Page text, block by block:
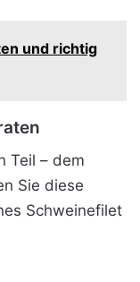
und richtig
Teil – dem
Sie diese
Schweinefilet